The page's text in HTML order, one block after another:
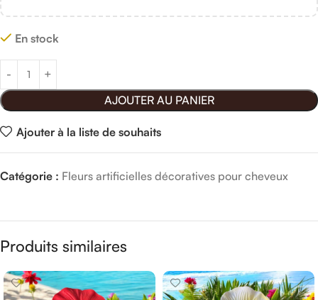
En stock
AJOUTER AU PANIER
Ajouter à la liste de souhaits
Catégorie : Fleurs artificielles décoratives pour cheveux
Produits similaires